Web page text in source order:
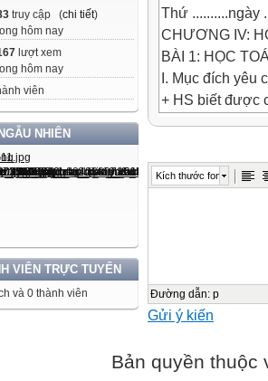
truy cập (chi tiết)
hôm nay
lượt xem
hôm nay
viên
NHIÊN
VIÊN TRỰC TUYẾN
và 0 thành viên
Thứ ..........ngày
CHƯƠNG IV:
BÀI 1: HỌC
I. Mục đích yêu
+ HS biết được
hiện đúng theo
+ Thông qua
- Phương tiện
- Học sinh: Vở
Hoạt động của
Kích thước font
Đường dẫn: p
Gửi ý kiến
Bản quyền thuộc